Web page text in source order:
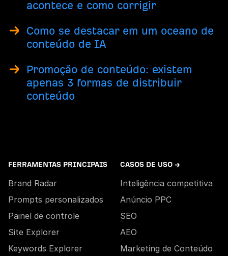
acontece e como corrigir
Como se destacar em um oceano de
conteúdo de IA
Promoção de conteúdo: existem
apenas 3 formas de distribuir
conteúdo
FERRAMENTAS PRINCIPAIS
Brand Radar
Prompts personalizados
Painel de controle
Site Explorer
Keywords Explorer
CASOS DE USO →
Inteligência competitiva
Anúncio PPC
SEO
AEO
Marketing de Conteúdo